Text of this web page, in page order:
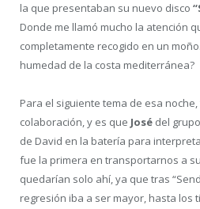
la que presentaban su nuevo disco
Donde me llamó mucho la atención
completamente recogido en un
humedad de la costa mediterránea?
Para el siguiente tema de esa
colaboración, y es que José del grupo
de David en la batería para
fue la primera en transportarnos a
quedarían solo ahí, ya que tras
regresión iba a ser mayor, hasta los